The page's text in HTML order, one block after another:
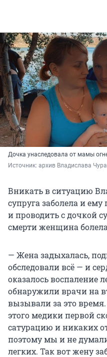
Дочка унаследовала от мамы
Источник: архив Владислава
Вникать в ситуацию
супруга заболела и
и проводить с дочкой
смерти женщина
— Жена задыхалась,
обследовали всё — и
оказалось воспаление
обнаружили врачи на
вызывали за это
этого медики первой
сатурацию и никаких
поэтому мы и не
легких. Так вот жену